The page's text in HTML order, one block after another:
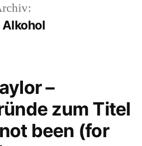
Alkohol
–
zum Titel
been (for